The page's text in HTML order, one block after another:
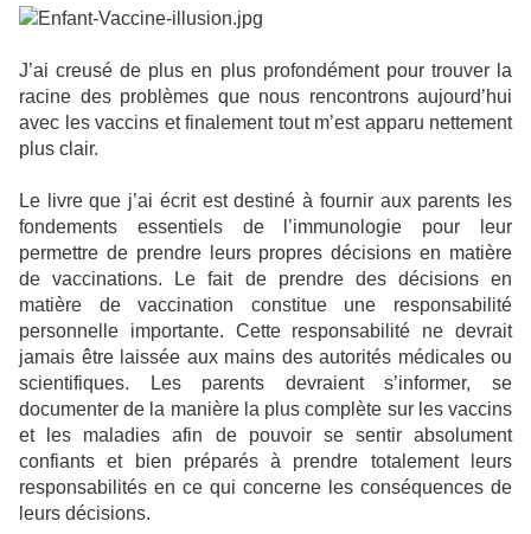
J’ai creusé de plus en plus profondément pour trouver la
racine des problèmes que nous rencontrons aujourd’hui
avec les vaccins et finalement tout m’est apparu nettement
plus clair.
Le livre que j’ai écrit est destiné à fournir aux parents les
fondements essentiels de l’immunologie pour leur
permettre de prendre leurs propres décisions en matière
de vaccinations. Le fait de prendre des décisions en
matière de vaccination constitue une responsabilité
personnelle importante. Cette responsabilité ne devrait
jamais être laissée aux mains des autorités médicales ou
scientifiques. Les parents devraient s’informer, se
documenter de la manière la plus complète sur les vaccins
et les maladies afin de pouvoir se sentir absolument
confiants et bien préparés à prendre totalement leurs
responsabilités en ce qui concerne les conséquences de
leurs décisions.